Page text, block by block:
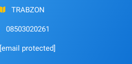
TRABZON
08503020261
[email protected]